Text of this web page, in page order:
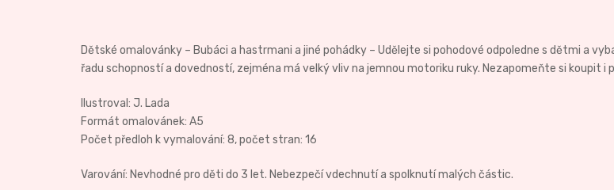
Dětské omalovánky – Bubáci a hastrmani a jiné pohádky – Udělejte si pohodové odpoledne s dětmi a
řadu schopností a dovedností, zejména má velký vliv na jemnou motoriku ruky. Nezapomeňte si koupit i
Ilustroval: J. Lada
Formát omalovánek: A5
Počet předloh k vymalování: 8, počet stran: 16
Varování: Nevhodné pro děti do 3 let. Nebezpečí vdechnutí a spolknutí malých částic.